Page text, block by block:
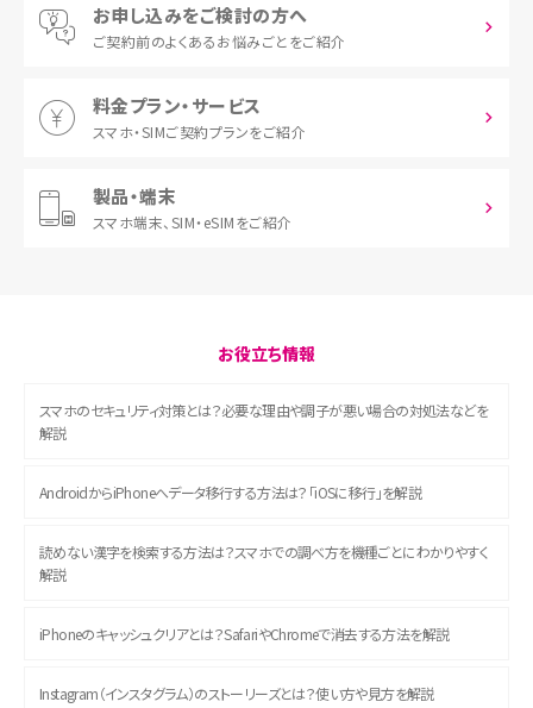
お申し込みをご検討の方へ
ご契約前のよくあるお悩みごとをご紹介
料金プラン・サービス
スマホ・SIMご契約プランをご紹介
製品・端末
スマホ端末、 SIM・eSIMをご紹介
お役立ち情報
スマホのセキュリティ対策とは？必要な理由や調子が悪い場合の対処法などを
解説
AndroidからiPhoneへデータ移行する方法は？「iOSに移行」を解説
読めない漢字を検索する方法は？スマホでの調べ方を機種ごとにわかりやすく
解説
iPhoneのキャッシュクリアとは？SafariやChromeで消去する方法を解説
Instagram（インスタグラム）のストーリーズとは？使い方や見方を解説